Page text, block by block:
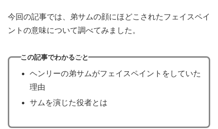
今回の記事では、弟サムの顔にほどこされたフェイスペイ
ントの意味について調べてみました。
この記事でわかること
ヘンリーの弟サムがフェイスペイントをしていた
理由
サムを演じた役者とは